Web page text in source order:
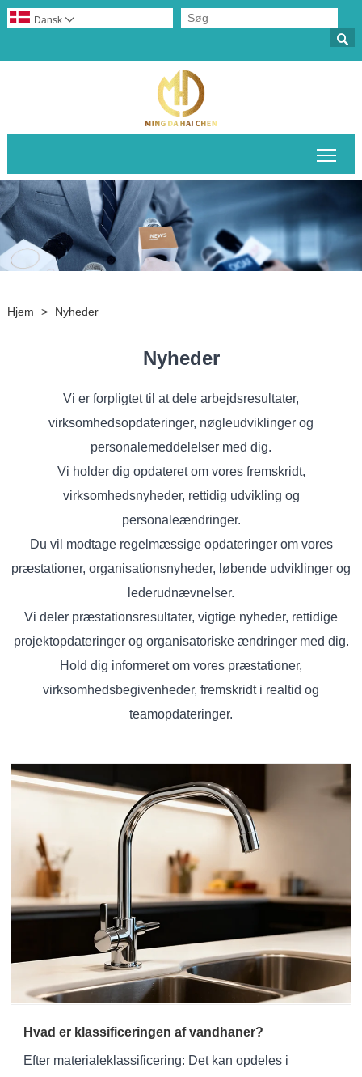

Dansk 
Hjem > Nyheder
Nyheder
Vi er forpligtet til at dele arbejdsresultater,
virksomhedsopdateringer, nøgleudviklinger og
personalemeddelelser med dig.
Vi holder dig opdateret om vores fremskridt,
virksomhedsnyheder, rettidig udvikling og
personaleændringer.
Du vil modtage regelmæssige opdateringer om vores
præstationer, organisationsnyheder, løbende udviklinger og
lederudnævnelser.
Vi deler præstationsresultater, vigtige nyheder, rettidige
projektopdateringer og organisatoriske ændringer med dig.
Hold dig informeret om vores præstationer,
virksomhedsbegivenheder, fremskridt i realtid og
teamopdateringer.
Hvad er klassificeringen af ​​vandhaner?
Efter materialeklassificering: Det kan opdeles i